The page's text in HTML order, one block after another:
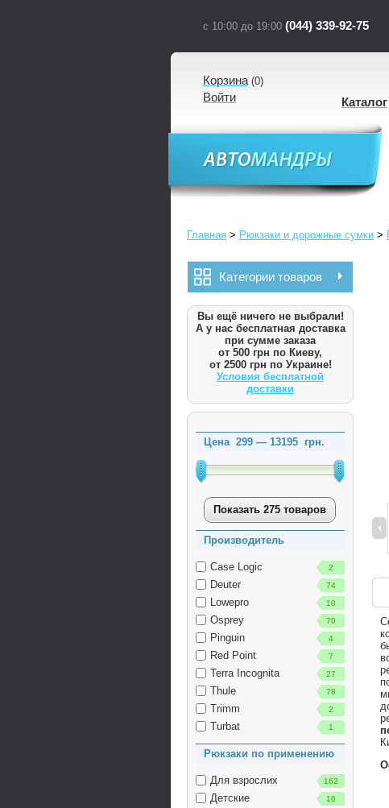
с 10:00 до 19:00 (044) 339-92-75
Корзина(0)
Войти Каталог
Главная > Рюкзаки и дорожные сумки >
Категории товаров
Вы ещё ничего не выбрали!
А у нас бесплатная доставка
при сумме заказа
от 500 грн по Киеву,
от 2500 грн по Украине!
Условия бесплатной
доставки
Цена 299 — 13195 грн.
Показать 275 товаров
Производитель
Case Logic 2
Deuter 74
Lowepro 10
Osprey 70
Pinguin 4
Red Point 7
Terra Incognita 27
Thule 78
Trimm 2
Turbat 1
Рюкзаки по применению
Для взрослих 162
Детские 16